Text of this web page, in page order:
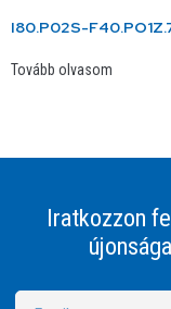
I80.P02S-
Tovább olvasom
Iratkozzon